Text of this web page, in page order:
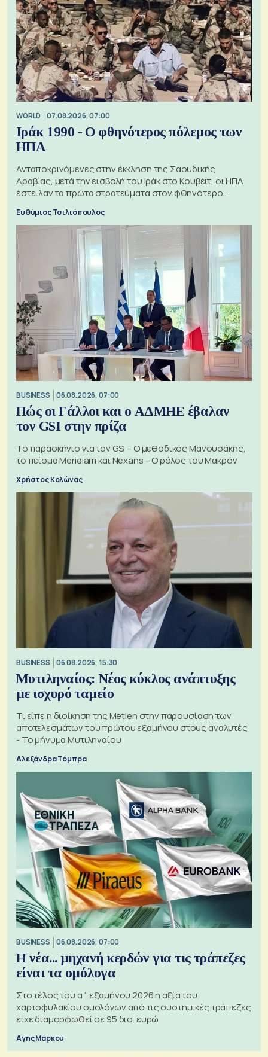
WORLD 07.08.2026, 07:00
Ιράκ 1990 - Ο φθηνότερος πόλεμος των
ΗΠΑ
Ανταποκρινόμενες στην έκκληση της Σαουδικής
Αραβίας, μετά την εισβολή του Ιράκ στο Κουβέιτ, οι ΗΠΑ
έστειλαν τα πρώτα στρατεύματα στον φθηνότερο
Ευθύμιος Τσιλιόπουλος
BUSINESS 06.08.2026, 07:00
Πώς οι Γάλλοι και ο ΑΔΜΗΕ έβαλαν
τον GSI στην πρίζα
Το παρασκήνιο για τον GSI – Ο μεθοδικός Μανουσάκης,
το πείσμα Meridiam και Nexans – Ο ρόλος του Μακρόν
Χρήστος Κολώνας
BUSINESS 06.08.2026, 15:30
Μυτιληναίος: Νέος κύκλος ανάπτυξης
με ισχυρό ταμείο
Τι είπε η διοίκηση της Metlen στην παρουσίαση των
αποτελεσμάτων του πρώτου εξαμήνου στους αναλυτές
- Το μήνυμα Μυτιληναίου
Αλεξάνδρα Τόμπρα
BUSINESS 06.08.2026, 07:00
Η νέα... μηχανή κερδών για τις τράπεζες
είναι τα ομόλογα
Στο τέλος του α΄ εξαμήνου 2026 η αξία του
χαρτοφυλακίου ομολόγων από τις συστημικές τράπεζες
είχε διαμορφωθεί σε 95 δισ. ευρώ
Αγης Μάρκου